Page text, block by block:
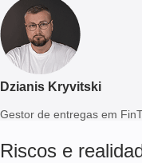
Dzianis Kryvitski
Gestor de entregas em
Riscos e